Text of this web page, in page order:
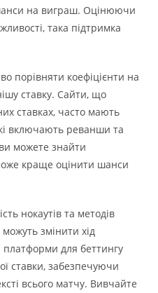
на виграш. Оцінюючи
така підтримка
порівняти коефіцієнти на
ставку. Сайти, що
ставках, часто мають
включають реванши та
можете знайти
краще оцінити шанси
нокаутів та методів
змінити хід
для беттингу
ставки, забезпечуючи
всього матчу. Вивчайте